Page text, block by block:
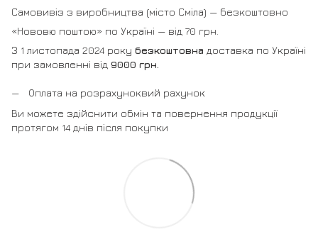
Самовивіз з виробництва (місто Сміла) — безкоштовно
«Нововю поштою» по Україні — від 70 грн.
З 1 листопада 2024 року безкоштовна доставка по Україні
при замовленні від 9000 грн.
Оплата на розрахуноквий рахунок
Ви можете здійснити обмін та повернення продукції
протягом 14 днів після покупки